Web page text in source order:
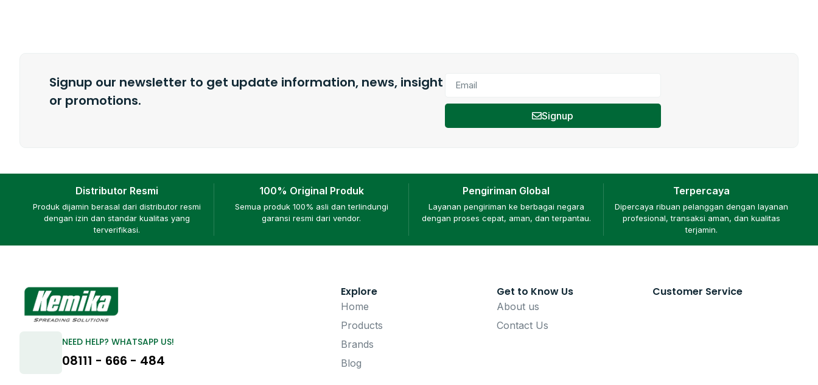
Signup our newsletter to get update information, news, insight
or promotions.
Signup
Distributor Resmi
Produk dijamin berasal dari distributor resmi
dengan izin dan standar kualitas yang
terverifikasi.
100% Original Produk
Semua produk 100% asli dan terlindungi
garansi resmi dari vendor.
Pengiriman Global
Layanan pengiriman ke berbagai negara
dengan proses cepat, aman, dan terpantau.
Terpercaya
Dipercaya ribuan pelanggan dengan layanan
profesional, transaksi aman, dan kualitas
terjamin.
NEED HELP? WHATSAPP US!
08111 - 666 - 484
Explore
Home
Products
Brands
Blog
Get to Know Us
About us
Contact Us
Customer Service